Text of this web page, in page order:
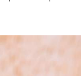
de preparar.